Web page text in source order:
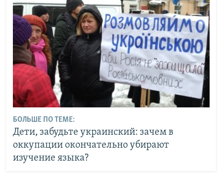
БОЛЬШЕ ПО ТЕМЕ:
Дети, забудьте украинский: зачем в
оккупации окончательно убирают
изучение языка?